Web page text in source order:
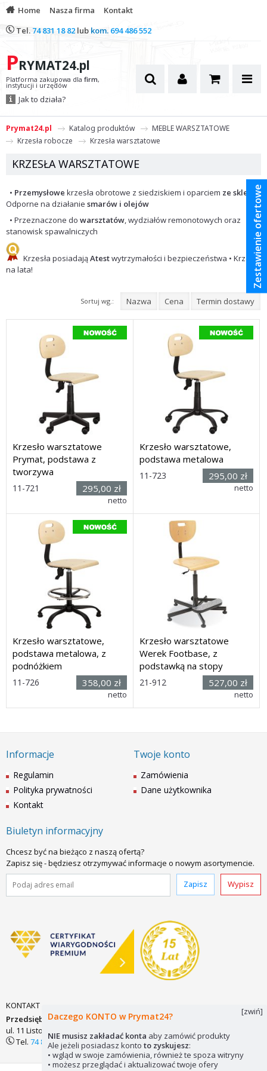
Zestawienie ofertowe
Home Nasza firma
Kontakt
Tel. 74 831 18 82 lub kom. 694 486 552
PRYMAT24.pl
Platforma zakupowa dla firm,
instytucji i urzędów
Jak to działa?
Prymat24.pl Katalog produktów
MEBLE WARSZTATOWE
Krzesła robocze
Krzesła warsztatowe
KRZESŁA WARSZTATOWE
• Przemysłowe krzesła obrotowe z siedziskiem i oparciem ze sklejki·
Odporne na działanie smarów i olejów
• Przeznaczone do warsztatów, wydziałów remonotowych oraz
stanowisk spawalniczych
Krzesła posiadająAtestwytrzymałości i bezpieczeństwa • Krzesła
na lata!
Sortuj wg.: Nazwa Cena Termin dostawy
Krzesło warsztatowe
Prymat, podstawa z
tworzywa
11-721 295,00 zł
netto
580 x 580mm
Dostawa: 3 dni
Krzesło warsztatowe,
podstawa metalowa
11-723 295,00 zł
netto
Dostawa: 3 dni
Krzesło warsztatowe,
podstawa metalowa, z
podnóżkiem
11-726 358,00 zł
netto
640 mm
Krzesło warsztatowe
Werek Footbase, z
podstawką na stopy
21-912 527,00 zł
netto
650mm
Informacje
Regulamin
Polityka prywatności
Kontakt
Twoje konto
Zamówienia
Dane użytkownika
Biuletyn informacyjny
Chcesz być na bieżąco z naszą ofertą?
Zapisz się - będziesz otrzymywać informacje o nowym asortymencie.
Zapisz
Wypisz
KONTAKT
Przedsiębiorstwo Zaopatrzenia Technicznego PRYMAT Sp.j.
ul. 11 Listopada 7
58-200 DZIERŻONIÓW
biuro@prymat24.pl
Tel. 74 831 18 82lubkom.694 486 552
Daczego KONTO w Prymat24?
NIE musisz zakładać konta aby zamówić produkty
Ale jeżeli posiadasz konto to zyskujesz:
• wgląd w swoje zamówienia, również te spoza witryny
• możesz przeglądać i aktualizować twoje ofery
[zwiń]